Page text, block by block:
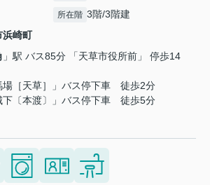
所在階 3階/3階建
浜崎町
」駅 バス85分 「天草市役所前」 停歩14
場［天草］」バス停下車 徒歩2分
下〔本渡〕」バス停下車 徒歩5分